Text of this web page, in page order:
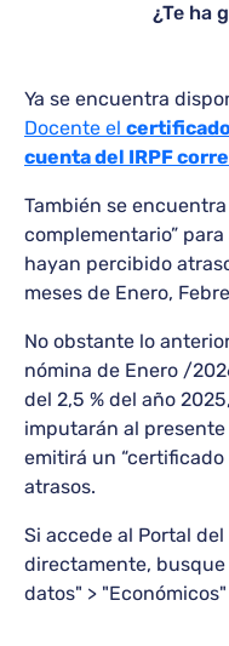
¿Te ha
Ya se encuentra
Docente el
cuenta del IRPF
También se
complementario”
hayan percibido
meses de Enero,
No obstante lo
nómina de Enero /
del 2,5 % del año
imputarán al
emitirá un
atrasos.
Si accede al Portal
directamente,
datos" > "Económicos"